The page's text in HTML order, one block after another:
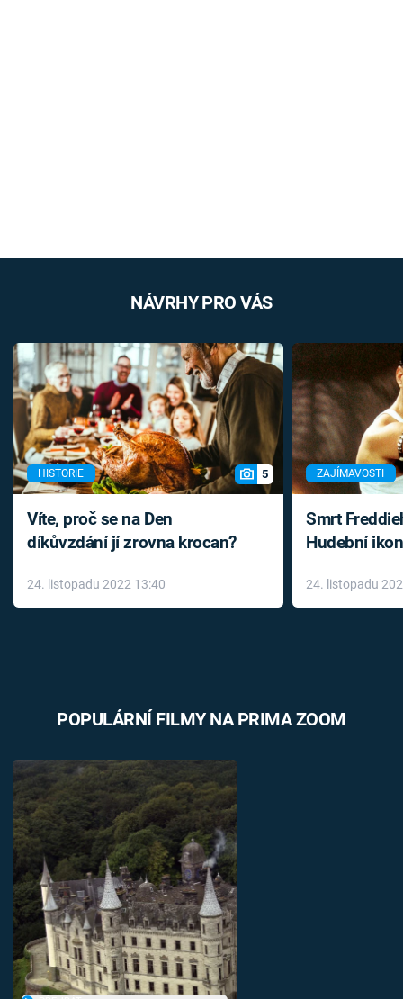
NÁVRHY PRO VÁS
HISTORIE 5
Víte, proč se na Den
díkůvzdání jí zrovna krocan?
24. listopadu 2022 13:40
ZAJÍMAVOSTI
Smrt
Hudební
léky
24. listopadu
POPULÁRNÍ FILMY NA PRIMA ZOOM